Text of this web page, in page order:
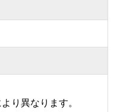
り異なります。